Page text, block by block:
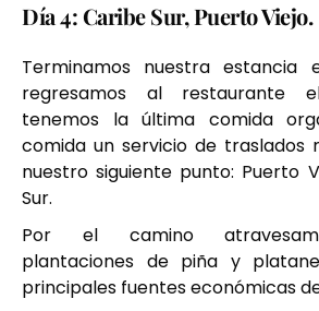
Día 4: Caribe Sur, Puerto Viejo.
Terminamos nuestra estancia
regresamos al restaurante
tenemos la última comida
comida un servicio de traslados
nuestro siguiente punto: Puerto
Sur.
Por el camino
plantaciones de piña y
principales fuentes económicas